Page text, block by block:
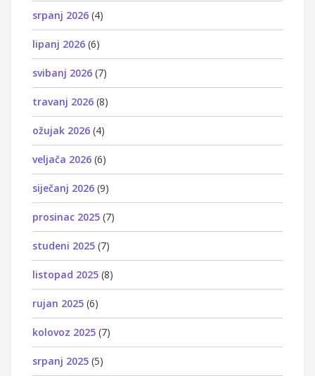
srpanj 2026 (4)
lipanj 2026 (6)
svibanj 2026 (7)
travanj 2026 (8)
ožujak 2026 (4)
veljača 2026 (6)
siječanj 2026 (9)
prosinac 2025 (7)
studeni 2025 (7)
listopad 2025 (8)
rujan 2025 (6)
kolovoz 2025 (7)
srpanj 2025 (5)